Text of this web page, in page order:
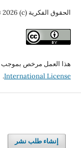
الحقوق الفكرية (c) 2026 ثاني جمعة خميس الحمداني
هذا العمل مرخص بموجب
International License
.
إنشاء طلب نشر